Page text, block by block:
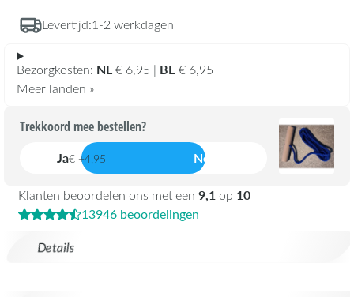
Details
Levertijd:1-2 werkdagen
Bezorgkosten: NL€ 6,95 | BE€ 6,95
Meer landen »
Klanten beoordelen ons met een 9,1 op 10
13946 beoordelingen
Trekkoord mee bestellen?
Ja€ +4,95 Nee